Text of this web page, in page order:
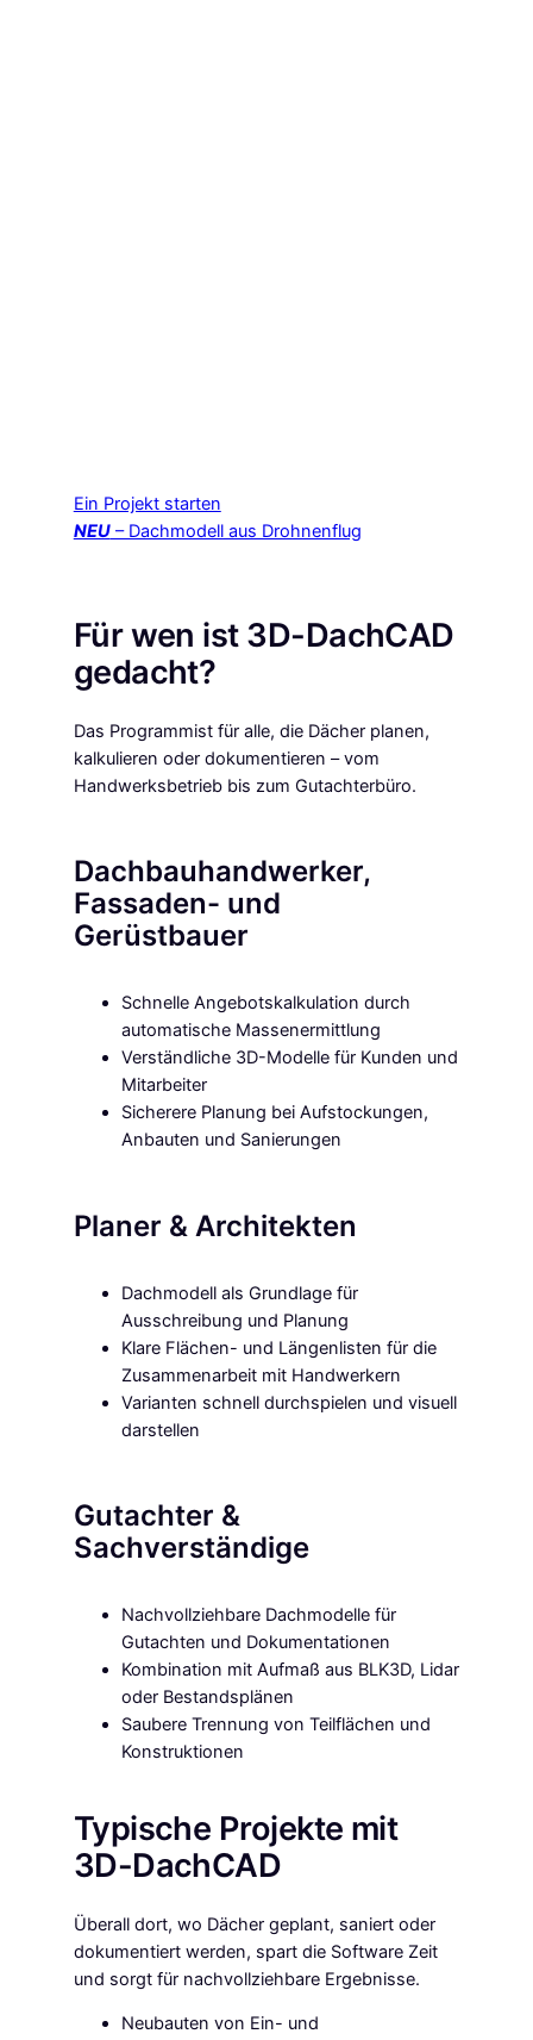
Ein Projekt starten
NEU– Dachmodell aus Drohnenflug
Für wen ist 3D-DachCAD
gedacht?
Das Programmist für alle, die Dächer planen,
kalkulieren oder dokumentieren – vom
Handwerksbetrieb bis zum Gutachterbüro.
Dachbauhandwerker,
Fassaden- und
Gerüstbauer
Schnelle Angebotskalkulation durch
automatische Massenermittlung
Verständliche 3D-Modelle für Kunden und
Mitarbeiter
Sicherere Planung bei Aufstockungen,
Anbauten und Sanierungen
Planer & Architekten
Dachmodell als Grundlage für
Ausschreibung und Planung
Klare Flächen- und Längenlisten für die
Zusammenarbeit mit Handwerkern
Varianten schnell durchspielen und visuell
darstellen
Gutachter &
Sachverständige
Nachvollziehbare Dachmodelle für
Gutachten und Dokumentationen
Kombination mit Aufmaß aus BLK3D, Lidar
oder Bestandsplänen
Saubere Trennung von Teilflächen und
Konstruktionen
Typische Projekte mit
3D-DachCAD
Überall dort, wo Dächer geplant, saniert oder
dokumentiert werden, spart die Software Zeit
und sorgt für nachvollziehbare Ergebnisse.
Neubauten von Ein- und